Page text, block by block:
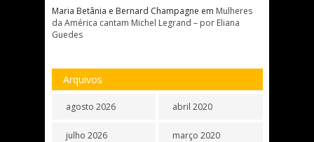
Maria Betânia e Bernard Champagne em Mulheres
da América cantam Michel Legrand – por Eliana
Guedes
Arquivos
agosto 2026
julho 2026
abril 2020
março 2020